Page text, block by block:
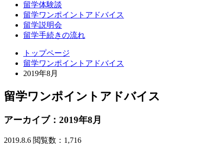
留学体験談
留学ワンポイントアドバイス
留学説明会
留学手続きの流れ
トップページ
留学ワンポイントアドバイス
2019年8月
留学ワンポイントアドバイス
アーカイブ：2019年8月
2019.8.6 閲覧数：1,716